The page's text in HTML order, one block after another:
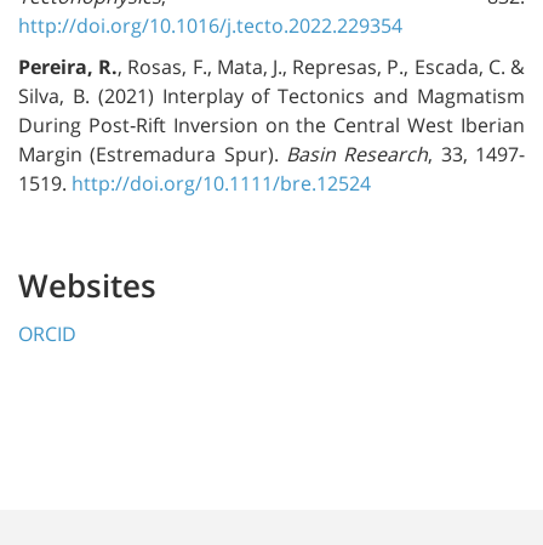
http://doi.org/10.1016/j.tecto.2022.229354
Pereira, R., Rosas, F., Mata, J., Represas, P., Escada, C. &
Silva, B. (2021) Interplay of Tectonics and Magmatism
During Post‐Rift Inversion on the Central West Iberian
Margin (Estremadura Spur). Basin Research, 33, 1497-
1519. http://doi.org/10.1111/bre.12524
Websites
ORCID